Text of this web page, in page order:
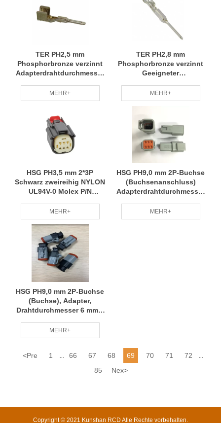
TER PH2,5 mm
Phosphorbronze verzinnt
Adapterdrahtdurchmesser
RCD
MEHR+
TER PH2,8 mm
Phosphorbronze verzinnt
Geeigneter
MOLEX P/N 501827-0101
RCD
MEHR+
HSG PH3,5 mm 2*3P
Schwarz zweireihig NYLON
UL94V-0 Molex P/N
MEHR+
HSG PH9,0 mm 2P-Buchse
(Buchsenanschluss)
Adapterdrahtdurchmesser
PL082Y-60-6 RCD
MEHR+
HSG PH9,0 mm 2P-Buchse
(Buchse), Adapter,
Drahtdurchmesser 6 mm2,
6 RCD
MEHR+
<Pre 1 66 67 68 69 70 71 72
85 Nex>
Copyright © 2021 Kunshan RCD Alle Rechte vorbehalten.